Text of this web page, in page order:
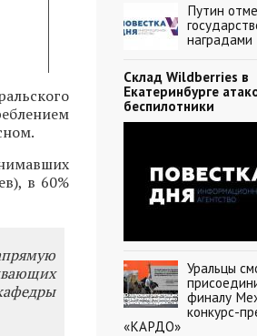
в 60%
Путин
наградами
Склад Wildberries в
Екатеринбурге
беспилотники
Уральцы
финалу
конкурс-
«КАРДО»